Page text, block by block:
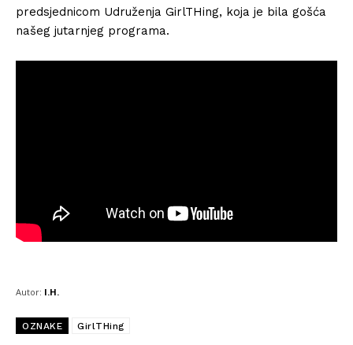
predsjednicom Udruženja GirlTHing, koja je bila gošća
našeg jutarnjeg programa.
Autor: I.H.
OZNAKE GirlTHing